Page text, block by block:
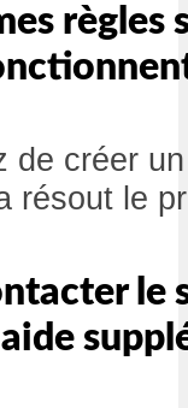
règles
de créer
résout le
le